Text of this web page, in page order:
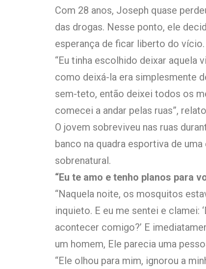
Com 28 anos, Joseph quase
das drogas. Nesse ponto, ele
esperança de ficar liberto do vício.
“Eu tinha escolhido deixar aquela
como deixá-la era simplesmente
sem-teto, então deixei todos os
comecei a andar pelas ruas”,
O jovem sobreviveu nas ruas
banco na quadra esportiva de
sobrenatural.
“Eu te amo e tenho planos para
“Naquela noite, os mosquitos
inquieto. E eu me sentei e clamei:
acontecer comigo?’ E
um homem, Ele parecia uma
“Ele olhou para mim, ignorou a